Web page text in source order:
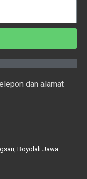
dan alamat
Boyolali Jawa